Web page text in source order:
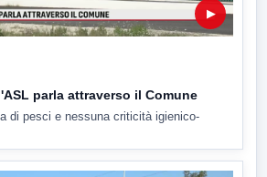
▶
parla attraverso il Comune
di pesci e nessuna criticità igienico-